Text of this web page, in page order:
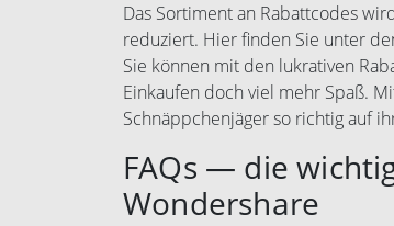
Das Sortiment an Rabattcodes
reduziert. Hier finden Sie unter
Sie können mit den lukrativen
Einkaufen doch viel mehr Spaß.
Schnäppchenjäger so richtig auf
FAQs — die
Wondershare